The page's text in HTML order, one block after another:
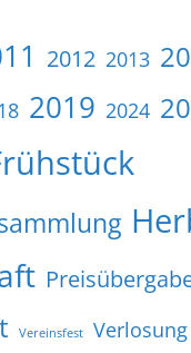
2012 2013
2019 2024
Vereinsfest Verlosung